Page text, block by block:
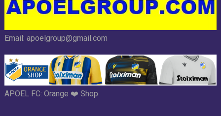
Email: apoelgroup@gmail.com
APOEL FC: Orange ❤️ Shop